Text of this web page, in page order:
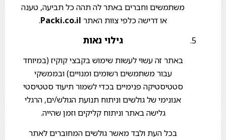
משתמשים וחברים באתר לה תהה כל תביעה, טענה
או דרישה כלפי צוות האתר Packi.co.il
.
גילוי נאות
באתר זה עשוי לעשות שימוש בקבצי קוקיז (במיוחד
עבור משתמשים רשומים ומנויים) ובממשקי
סטטיסטיקה פנימיים בכדי לשמור תיעוד סטטיסטי
אנונימי של גולשים וניתוח תנועת הגולש/ים, הרגלי
גלישה באתר וניתוח קליקים וזמן שהייה.
בכל העת ולבד מאשר גולשים המחוברים לאתר